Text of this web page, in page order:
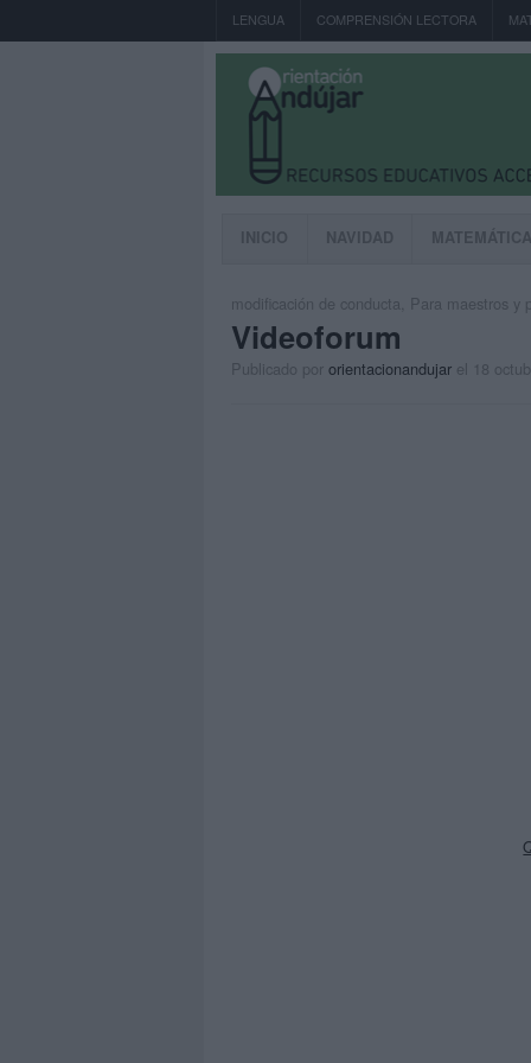
LENGUA COMPRENSIÓN LECTORA
INICIO NAVIDAD
modificación de conducta Para maestros y
Videoforum
Publicado por orientacionandujar el 18